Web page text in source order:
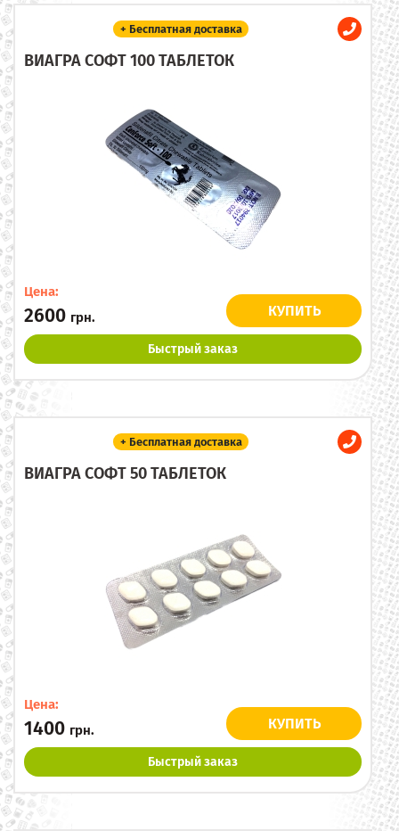
+ Бесплатная доставка
ВИАГРА СОФТ 100 ТАБЛЕТОК
Цена:
2600 грн. КУПИТЬ
Быстрый заказ
+ Бесплатная доставка
ВИАГРА СОФТ 50 ТАБЛЕТОК
Цена:
1400 грн. КУПИТЬ
Быстрый заказ